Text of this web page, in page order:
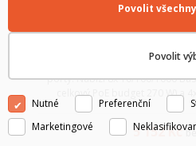
CSE IS7212S-8P je průmyslový
porty. Nabízí 8x 10/100/1000
celkový PoE budget 270 W) a
(uplink). Rozšířený teplotní
alarmová relé
5 152Kč
Povolit
Povolit
Nutné Preferenční
Marketingové